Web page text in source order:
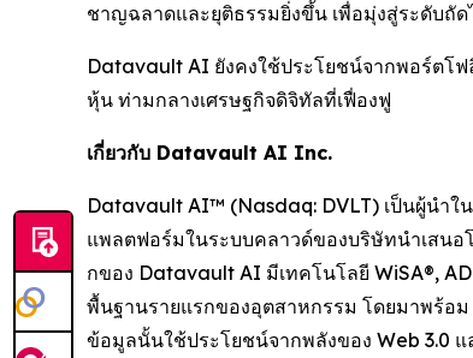
ชาญฉลาดและยุติธรรมยิ่งขึ้น เพื่อมุ่งสู่ระดับถั
Datavault AI ยังคงใช้ประโยชน์จากพอร์ตโ
หุ้น ท่ามกลางเศรษฐกิจดิจิทัลที่เฟื่องฟู
เกี่ยวกับ Datavault AI Inc.
Datavault AI™ (Nasdaq: DVLT) เป็นผู้นำใ
แพลตฟอร์มในระบบคลาวด์ของบริษัทนำเสน
กของ Datavault AI มีเทคโนโลยี WiSA®,
พื้นฐานรายแรกของอุตสาหกรรม โดยมาพร้อ
ข้อมูลนั้นใช้ประโยชน์จากพลังของ Web 3.0